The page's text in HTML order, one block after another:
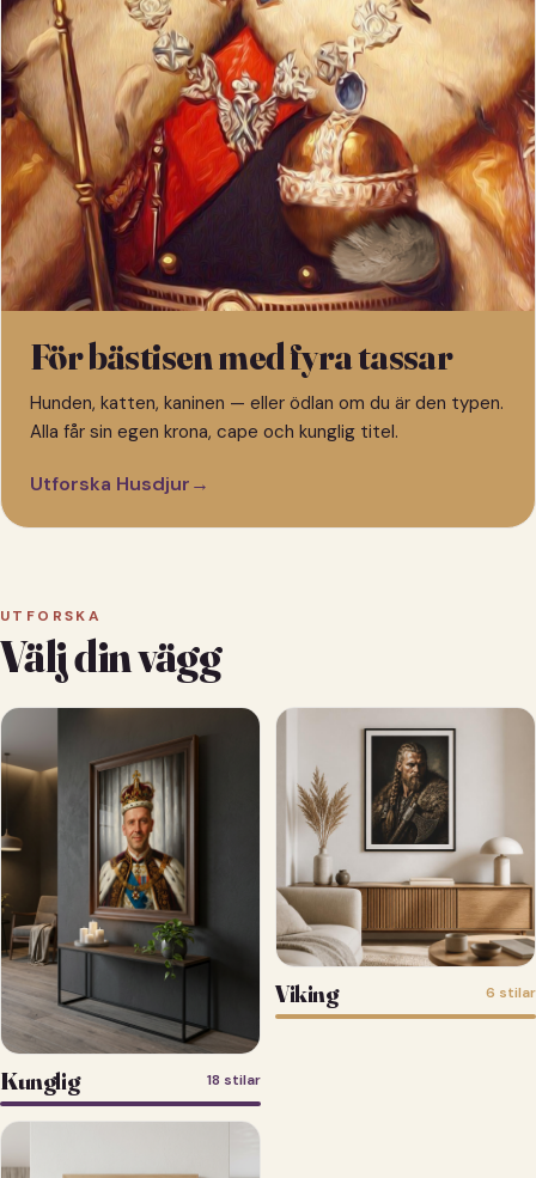
För bästisen med fyra tassar
Hunden, katten, kaninen — eller ödlan om du är den typen.
Alla får sin egen krona, cape och kunglig titel.
Utforska Husdjur→
UTFORSKA
Välj din vägg
Kunglig 18 stilar
Viking 6 stilar